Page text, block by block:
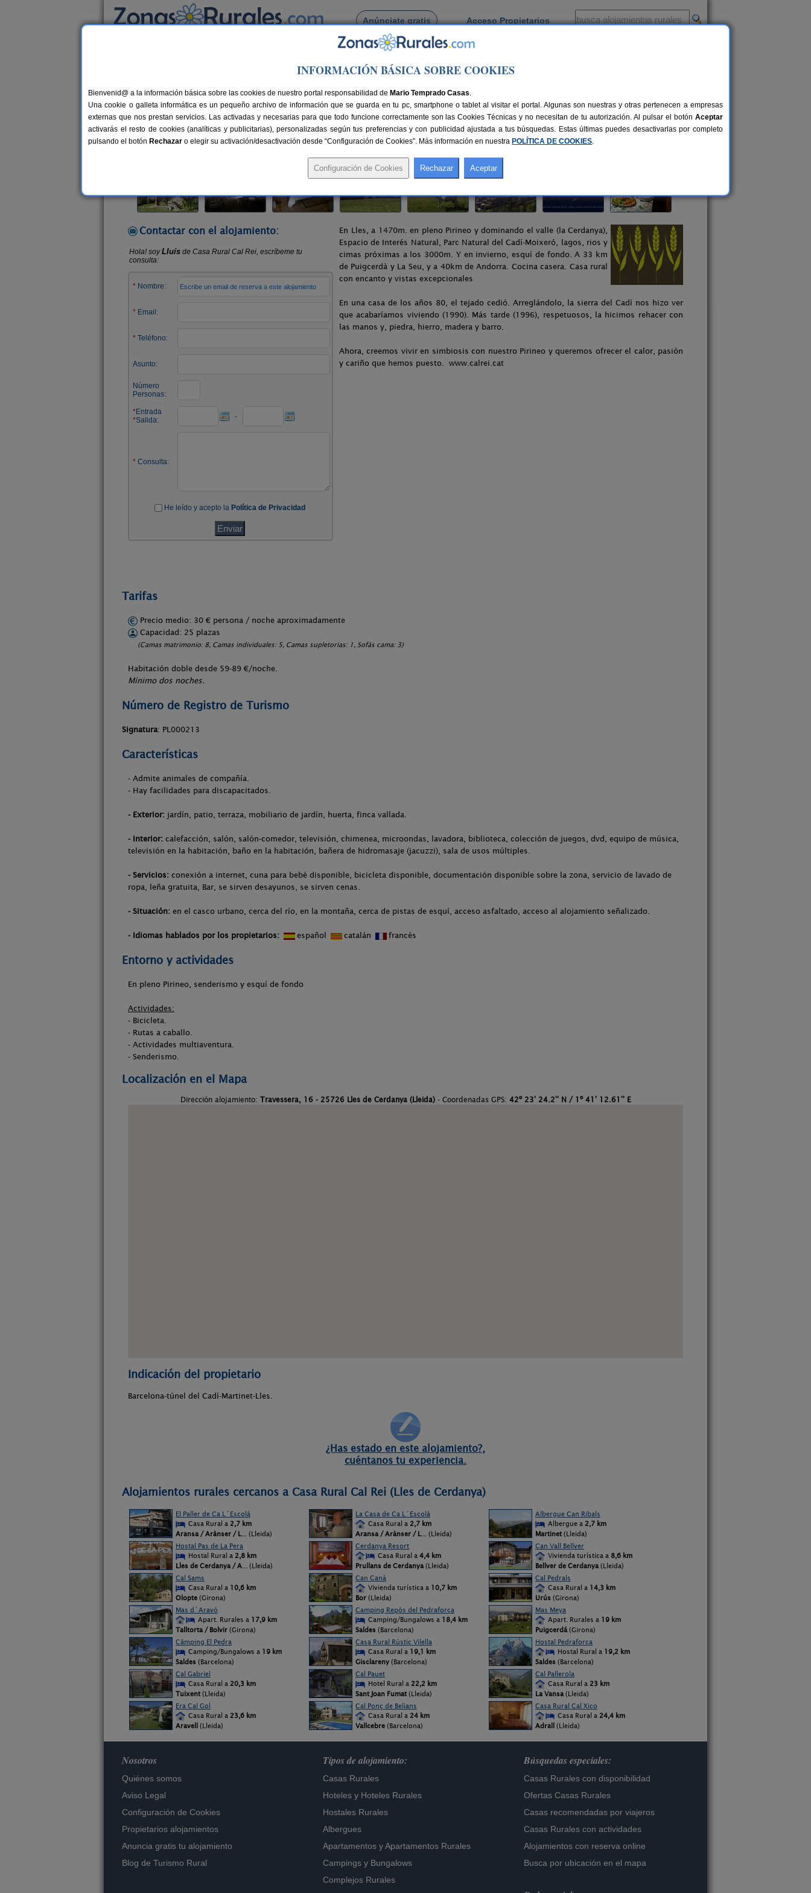
Anúnciate gratis Acceso Propietarios
Busca por pueblo
Lles de Cerdanya> Casa Rural Cal Rei
Casa Rural Cal Rei
Casa Rural en Lles de Cerdanya (Lleida)
Alquiler por habitaciones 25 plazas 160 km de Lleida Compartir:
Contactar con el alojamiento:
En Lles, a 1470m. en pleno Pirineo y dominando el valle (la Cerdanya),
Espacio de Interés Natural, Parc Natural del Cadí-Moixeró, lagos, rios y
cimas próximas a los 3000m. Y en invierno, esquí de fondo. A 33 km
de Puigcerdà y La Seu, y a 40km de Andorra. Cocina casera. Casa rural
con encanto y vistas excepcionales
En una casa de los años 80, el tejado cedió. Arreglándolo, la sierra del Cadí nos hizo ver
que acabaríamos viviendo (1990). Más tarde (1996), respetuosos, la hicimos rehacer con
las manos y, piedra, hierro, madera y barro.
Ahora, creemos vivir en simbiosis con nuestro Pirineo y queremos ofrecer el calor, pasión
y cariño que hemos puesto. www.calrei.cat
Tarifas
Precio medio: 30 € persona / noche aproximadamente
Capacidad: 25 plazas
(Camas matrimonio: 8, Camas individuales: 5, Camas supletorias: 1, Sofás cama: 3)
Habitación doble desde 59-89 €/noche.
Mínimo dos noches.
Número de Registro de Turismo
Signatura: PL000213
Características
- Admite animales de compañía.
- Hay facilidades para discapacitados.
- Exterior: jardín, patio, terraza, mobiliario de jardín, huerta, finca vallada.
- Interior: calefacción, salón, salón-comedor, televisión, chimenea, microondas, lavadora, biblioteca, colección de juegos, dvd, equipo de música,
televisión en la habitación, baño en la habitación, bañera de hidromasaje (jacuzzi), sala de usos múltiples.
- Servicios: conexión a internet, cuna para bebé disponible, bicicleta disponible, documentación disponible sobre la zona, servicio de lavado de
ropa, leña gratuita, Bar, se sirven desayunos, se sirven cenas.
- Situación: en el casco urbano, cerca del río, en la montaña, cerca de pistas de esquí, acceso asfaltado, acceso al alojamiento señalizado.
- Idiomas hablados por los propietarios: español catalán francés
Entorno y actividades
En pleno Pirineo, senderismo y esquí de fondo
Actividades:
- Bicicleta.
- Rutas a caballo.
- Actividades multiaventura.
- Senderismo.
Localización en el Mapa
Dirección alojamiento: Travessera, 16 - 25726 Lles de Cerdanya (Lleida)- Coordenadas GPS: 42º 23' 24.2'' N / 1º 41' 12.61'' E
Indicación del propietario
Barcelona-túnel del Cadí-Martinet-Lles.
¿Has estado en este alojamiento?,
cuéntanos tu experiencia.
Alojamientos rurales cercanos a Casa Rural Cal Rei (Lles de Cerdanya)
El Paller de Ca L´Escolà
Casa Rural a 2,7 km
Aransa / Arànser / L... (Lleida)
La Casa de Ca L´Escolà
Casa Rural a 2,7 km
Aransa / Arànser / L... (Lleida)
Albergue Can Ribals
Albergue a 2,7 km
Martinet (Lleida)
Hostal Pas de La Pera
Hostal Rural a 2,8 km
Lles de Cerdanya / A... (Lleida)
Cerdanya Resort
Casa Rural a 4,4 km
Prullans de Cerdanya (Lleida)
Can Vall Bellver
Vivienda turística a 8,6 km
Bellver de Cerdanya (Lleida)
Cal Sams
Casa Rural a 10,6 km
Olopte (Girona)
Can Canà
Vivienda turística a 10,7 km
Bor (Lleida)
Cal Pedrals
Casa Rural a 14,3 km
Urús (Girona)
Mas d´Aravó
Apart. Rurales a 17,9 km
Talltorta / Bolvir (Girona)
Camping Repòs del Pedraforca
Camping/Bungalows a 18,4 km
Saldes (Barcelona)
Mas Meya
Apart. Rurales a 19 km
Puigcerdá (Girona)
Càmping El Pedra
Camping/Bungalows a 19 km
Saldes (Barcelona)
Casa Rural Rústic Vilella
Casa Rural a 19,1 km
Gisclareny (Barcelona)
Hostal Pedraforca
Hostal Rural a 19,2 km
Saldes (Barcelona)
Cal Gabriel
Casa Rural a 20,3 km
Tuixent (Lleida)
Cal Pauet
Hotel Rural a 22,2 km
Sant Joan Fumat (Lleida)
Cal Pallerola
Casa Rural a 23 km
La Vansa (Lleida)
Era Cal Gol
Casa Rural a 23,6 km
Aravell
(Lleida)
Cal Ponç de Belians
Casa Rural a 24 km
Vallcebre (Barcelona)
Casa Rural Cal Xico
Casa Rural a 24,4 km
Adrall
(Lleida)
Nosotros
Quiénes somos
Aviso Legal
Configuración de Cookies
Propietarios alojamientos
Anuncia gratis tu alojamiento
Blog de Turismo Rural
Tipos de alojamiento:
Casas Rurales
Hoteles y Hoteles Rurales
Hostales Rurales
Albergues
Apartamentos yApartamentos Rurales
Campings y Bungalows
Complejos Rurales
Búsquedas especiales:
Casas Rurales con disponibilidad
Ofertas Casas Rurales
Casas recomendadas por viajeros
Casas Rurales con actividades
Alojamientos con reserva online
Busca por ubicación en el mapa
INFORMACIÓN BÁSICA SOBRE COOKIES
Bienvenid@ a la información básica sobre las cookies de nuestro portal responsabilidad de Mario Temprado Casas.
Una cookie o galleta informática es un pequeño archivo de información que se guarda en tu pc, smartphone o tablet al visitar el portal. Algunas son nuestras y otras pertenecen a empresas
externas que nos prestan servicios. Las activadas y necesarias para que todo funcione correctamente son las Cookies Técnicas y no necesitan de tu autorización. Al pulsar el botón Aceptar
activarás el resto de cookies (analíticas y publicitarias), personalizadas según tus preferencias y con publicidad ajustada a tus búsquedas. Estas últimas puedes desactivarlas por completo
pulsando el botón Rechazar o elegir su activación/desactivación desde “Configuración de Cookies”. Más información en nuestra POLÍTICA DE COOKIES.